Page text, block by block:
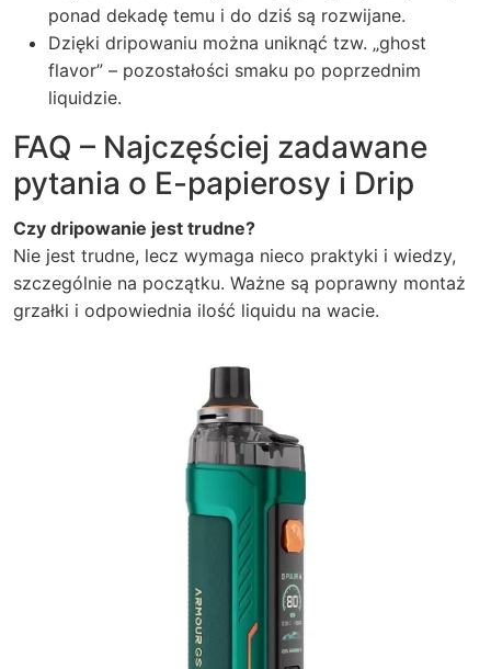
ponad dekadę temu i do dziś są rozwijane.
Dzięki dripowaniu można uniknąć tzw. „ghost
flavor” – pozostałości smaku po poprzednim
liquidzie.
FAQ – Najczęściej zadawane
pytania o E-papierosy i Drip
Czy dripowanie jest trudne?
Nie jest trudne, lecz wymaga nieco praktyki i wiedzy,
szczególnie na początku. Ważne są poprawny montaż
grzałki i odpowiednia ilość liquidu na wacie.